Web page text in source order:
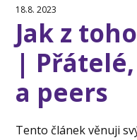
18.8. 2023
Jak z
|
a peers
Tento článek věnuji